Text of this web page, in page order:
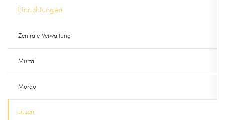
Einrichtungen
Zentrale Verwaltung
Murtal
Murau
Liezen